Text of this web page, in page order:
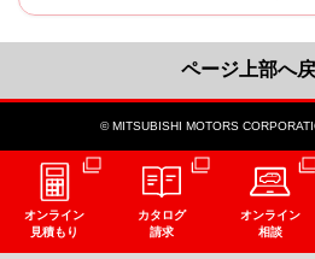
ページ上部へ
© MITSUBISHI MOTORS
オンライン
見積もり
カタログ
請求
オンライン
相談